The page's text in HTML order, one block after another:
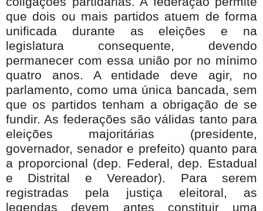
que dois ou mais partidos atuem de forma
unificada durante as eleições e na
legislatura consequente, devendo
permanecer com essa união por no mínimo
quatro anos. A entidade deve agir, no
parlamento, como uma única bancada, sem
que os partidos tenham a obrigação de se
fundir. As federações são válidas tanto para
eleições majoritárias (presidente,
governador, senador e prefeito) quanto para
a proporcional (dep. Federal, dep. Estadual
e Distrital e Vereador). Para serem
registradas pela justiça eleitoral, as
legendas devem antes constituir uma